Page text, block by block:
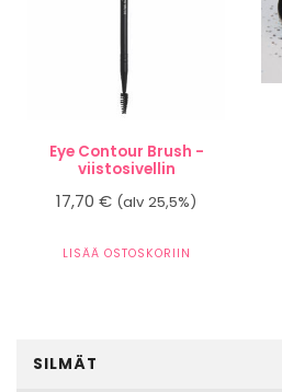
Eye Contour Brush -
viistosivellin
17,70€ (alv 25,5%)
LISÄÄ OSTOSKORIIN
SILMÄT